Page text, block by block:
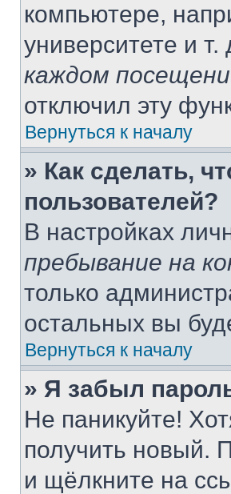
компьютере,
университете и
каждом
отключил эту
Вернуться к началу
» Как сделать,
пользователей?
В настройках
пребывание на
только
остальных вы
Вернуться к началу
» Я забыл
Не паникуйте!
получить новый.
и щёлкните на